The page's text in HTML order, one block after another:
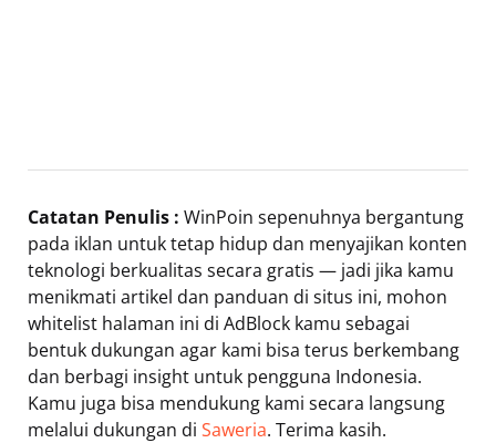
Catatan Penulis : WinPoin sepenuhnya bergantung
pada iklan untuk tetap hidup dan menyajikan konten
teknologi berkualitas secara gratis — jadi jika kamu
menikmati artikel dan panduan di situs ini, mohon
whitelist halaman ini di AdBlock kamu sebagai
bentuk dukungan agar kami bisa terus berkembang
dan berbagi insight untuk pengguna Indonesia.
Kamu juga bisa mendukung kami secara langsung
melalui dukungan di Saweria. Terima kasih.